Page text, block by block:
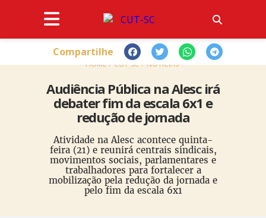
HOME CUT-SC NOTÍCIAS
Audiência Pública na Alesc irá
debater fim da escala 6x1 e
redução de jornada
Atividade na Alesc acontece quinta-
feira (21) e reunirá centrais sindicais,
movimentos sociais, parlamentares e
trabalhadores para fortalecer a
mobilização pela redução da jornada e
pelo fim da escala 6x1
Compartilhe